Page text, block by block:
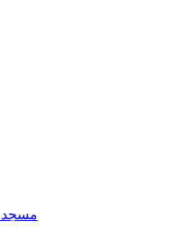
مسجد